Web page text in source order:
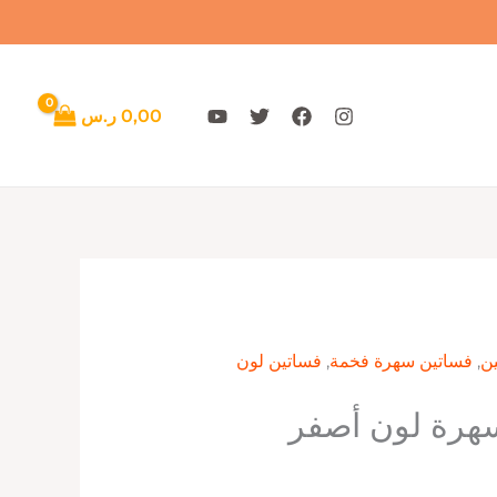
0,00 ر.س
, فساتين سهرة فخمة, فساتين لون
لون أصفر